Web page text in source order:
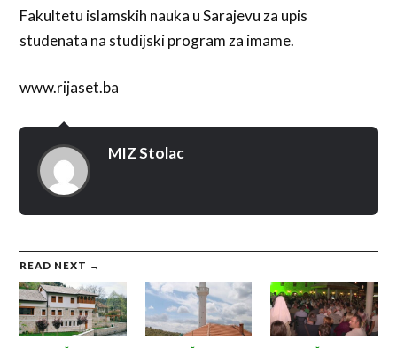
Fakultetu islamskih nauka u Sarajevu za upis
studenata na studijski program za imame.
www.rijaset.ba
MIZ Stolac
READ NEXT →